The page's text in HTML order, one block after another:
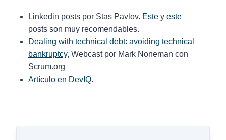
Linkedin posts por Stas Pavlov. Este y este
posts son muy recomendables.
Dealing with technical debt: avoiding technical
bankruptcy, Webcast por Mark Noneman con
Scrum.org
Artículo en DevIQ.